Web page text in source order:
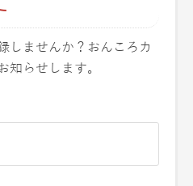
しませんか？おんころカ
知らせします。